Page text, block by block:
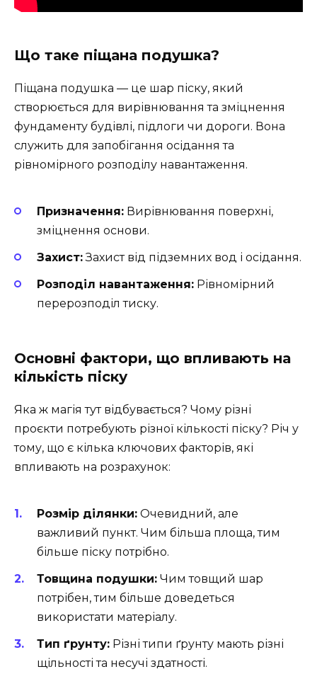
Що таке піщана подушка?
Піщана подушка — це шар піску, який
створюється для вирівнювання та зміцнення
фундаменту будівлі, підлоги чи дороги. Вона
служить для запобігання осідання та
рівномірного розподілу навантаження.
Призначення: Вирівнювання поверхні,
зміцнення основи.
Захист:Захист від підземних вод і осідання.
Розподіл навантаження: Рівномірний
перерозподіл тиску.
Основні фактори, що впливають на
кількість піску
Яка ж магія тут відбувається? Чому різні
проєкти потребують різної кількості піску? Річ у
тому, що є кілька ключових факторів, які
впливають на розрахунок:
Розмір ділянки: Очевидний, але
важливий пункт. Чим більша площа, тим
більше піску потрібно.
Товщина подушки: Чим товщий шар
потрібен, тим більше доведеться
використати матеріалу.
Тип ґрунту: Різні типи ґрунту мають різні
щільності та несучі здатності.